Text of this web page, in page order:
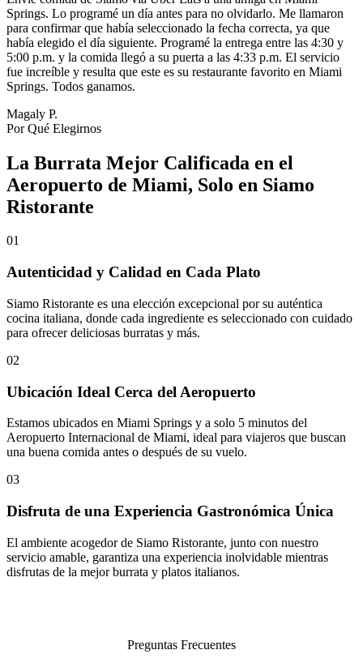
Springs. Lo programé un día antes para no olvidarlo. Me llamaron
para confirmar que había seleccionado la fecha correcta, ya que
había elegido el día siguiente. Programé la entrega entre las 4:30 y
5:00 p.m. y la comida llegó a su puerta a las 4:33 p.m. El servicio
fue increíble y resulta que este es su restaurante favorito en Miami
Springs. Todos ganamos.
Magaly P.
Por Qué Elegirnos
La Burrata Mejor Calificada en el
Aeropuerto de Miami, Solo en Siamo
Ristorante
01
Autenticidad y Calidad en Cada Plato
Siamo Ristorante es una elección excepcional por su auténtica
cocina italiana, donde cada ingrediente es seleccionado con cuidado
para ofrecer deliciosas burratas y más.
02
Ubicación Ideal Cerca del Aeropuerto
Estamos ubicados en Miami Springs y a solo 5 minutos del
Aeropuerto Internacional de Miami, ideal para viajeros que buscan
una buena comida antes o después de su vuelo.
03
Disfruta de una Experiencia Gastronómica Única
El ambiente acogedor de Siamo Ristorante, junto con nuestro
servicio amable, garantiza una experiencia inolvidable mientras
disfrutas de la mejor burrata y platos italianos.
Preguntas Frecuentes